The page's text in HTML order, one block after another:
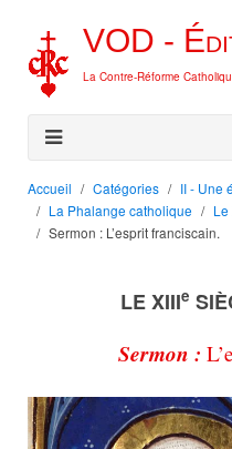
VOD -
La Contre-Réforme
Accueil Catégories
II - Une
La Phalange catholique
Le
Sermon : L’esprit franciscain.
LE XIIIe
Sermon :